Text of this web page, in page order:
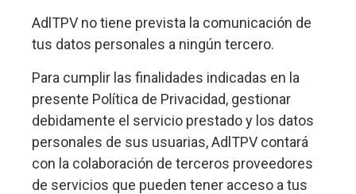
AdlTPV no tiene prevista la comunicación de
tus datos personales a ningún tercero.
Para cumplir las finalidades indicadas en la
presente Política de Privacidad, gestionar
debidamente el servicio prestado y los datos
personales de sus usuarias, AdlTPV contará
con la colaboración de terceros proveedores
de servicios que pueden tener acceso a tus